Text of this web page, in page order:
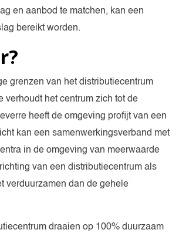
en aanbod te matchen, kan een
bereikt worden.
grenzen van het distributiecentrum
verhoudt het centrum zich tot de
heeft de omgeving profijt van een
kan een samenwerkingsverband met
in de omgeving van meerwaarde
van een distributiecentrum als
verduurzamen dan de gehele
draaien op 100% duurzaam